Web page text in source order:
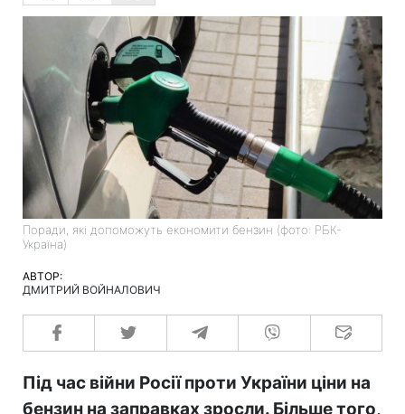
Поради, які допоможуть економити бензин (фото: РБК-
Україна)
АВТОР:
ДМИТРИЙ ВОЙНАЛОВИЧ
Під час війни Росії проти України ціни на
бензин на заправках зросли. Більше того,